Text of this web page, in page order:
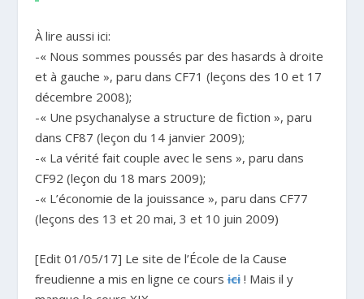
À lire aussi ici:
-« Nous sommes poussés par des hasards à droite
et à gauche », paru dans CF71 (leçons des 10 et 17
décembre 2008);
-« Une psychanalyse a structure de fiction », paru
dans CF87 (leçon du 14 janvier 2009);
-« La vérité fait couple avec le sens », paru dans
CF92 (leçon du 18 mars 2009);
-« L’économie de la jouissance », paru dans CF77
(leçons des 13 et 20 mai, 3 et 10 juin 2009)
[Edit 01/05/17] Le site de l’École de la Cause
freudienne a mis en ligne ce coursici! Mais il y